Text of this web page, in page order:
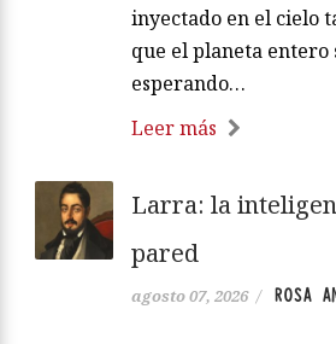
inyectado en el cielo
que el planeta entero
esperando…
Leer más
Larra: la
pared
agosto 07, 2026 / ROSA